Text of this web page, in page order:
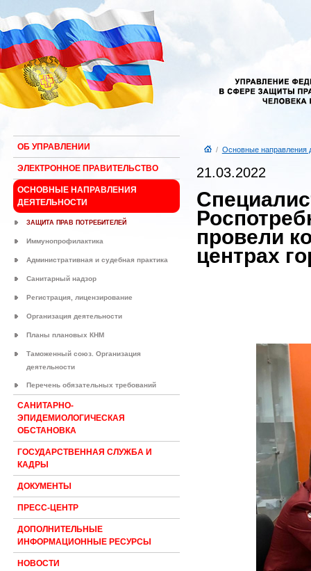
ОБ УПРАВЛЕНИИ
ЭЛЕКТРОННОЕ ПРАВИТЕЛЬСТВО
ОСНОВНЫЕ НАПРАВЛЕНИЯ
ДЕЯТЕЛЬНОСТИ
ЗАЩИТА ПРАВ ПОТРЕБИТЕЛЕЙ
Иммунопрофилактика
Административная и судебная практика
Санитарный надзор
Регистрация, лицензирование
Организация деятельности
Планы плановых КНМ
Таможенный союз. Организация
деятельности
Перечень обязательных требований
САНИТАРНО-
ЭПИДЕМИОЛОГИЧЕСКАЯ
ОБСТАНОВКА
ГОСУДАРСТВЕННАЯ СЛУЖБА И
КАДРЫ
ДОКУМЕНТЫ
ПРЕСС-ЦЕНТР
ДОПОЛНИТЕЛЬНЫЕ
ИНФОРМАЦИОННЫЕ РЕСУРСЫ
НОВОСТИ
/ Основные направления
21.03.2022
провели
центрах